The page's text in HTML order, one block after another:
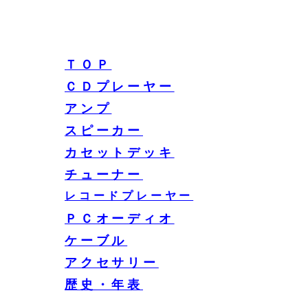
ＴＯＰ
ＣＤプレーヤー
アンプ
スピーカー
カセットデッキ
チューナー
レコードプレーヤー
ＰＣオーディオ
ケーブル
アクセサリー
歴史・年表